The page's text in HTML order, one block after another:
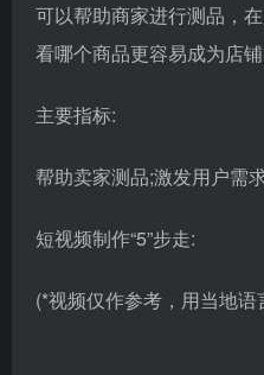
可以帮助商家进行测品，
看哪个商品更容易成为店铺
主要指标:
帮助卖家测品;激发用户需
短视频制作“5”步走:
(*视频仅作参考，用当地语